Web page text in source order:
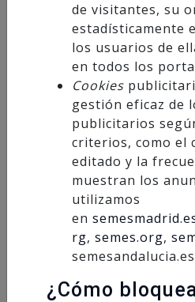
Telegram
Suscríbete a
¡Suscríbete a nuestra
al día de las novedades de
de visitantes, su
estadísticamente
los usuarios de
en todos los
Cookies
gestión eficaz de
publicitarios
criterios, como el
editado y la
muestran los
utilizamos
en
rg, semes.org,
semesandalucia.es
¿Cómo